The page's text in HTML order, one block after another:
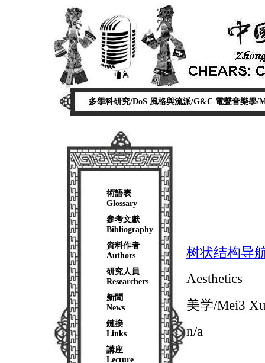
多學科研究/DoS 風格與流派/G&C 電聲音樂學/
術語表
Glossary
參考文獻
Bibliography
資料作者
Authors
研究人員
Researchers
新聞
News
鏈接
Links
講座
Lecture
树状结构导
Aesthetics
美学/Mei3
n/a